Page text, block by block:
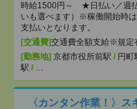
時給1500円～ ★日払い／週
いも選べます）※稼働開始時
支払いとなります。
[交通費]交通費全額支給※規定
[勤務地] 京都市役所前駅 / 円町
駅 / …
〈カンタン作業！〉